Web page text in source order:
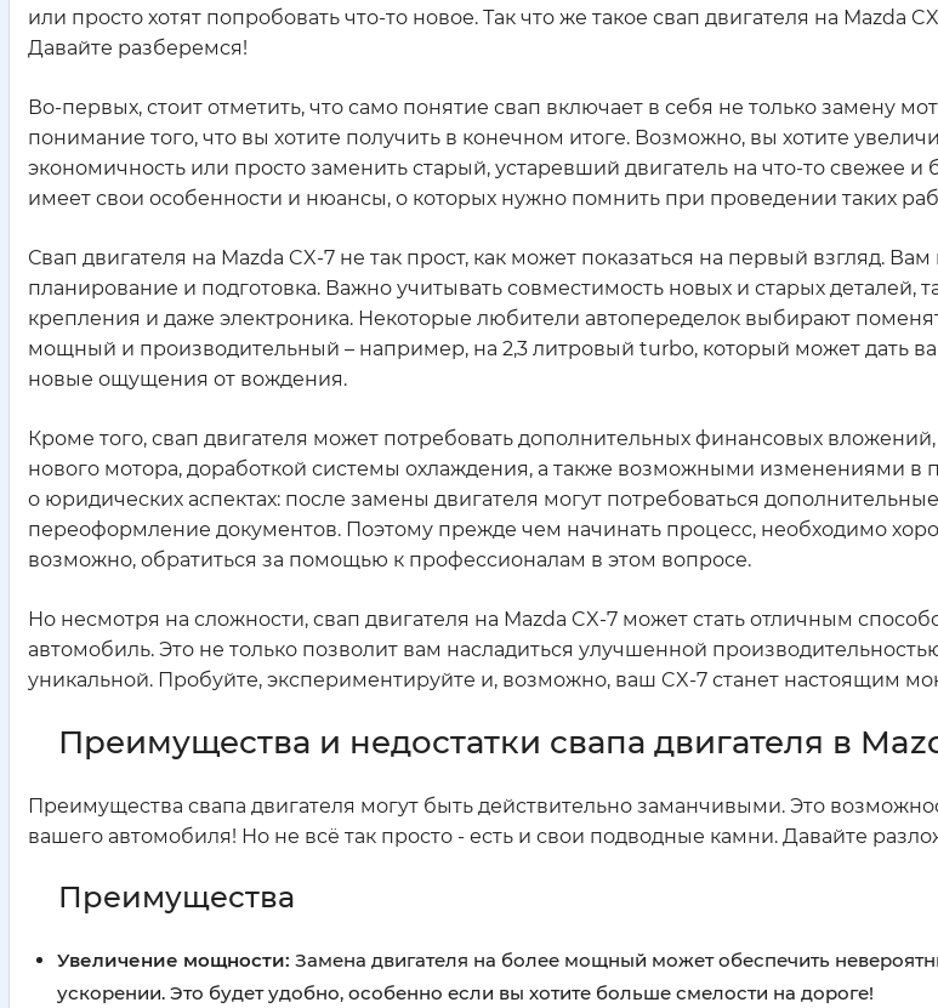
или просто хотят попробовать что-то новое. Так что же такое свап двигателя на Mazda
Давайте разберемся!
Во-первых, стоит отметить, что само понятие свап включает в себя не только замену
понимание того, что вы хотите получить в конечном итоге. Возможно, вы хотите
экономичность или просто заменить старый, устаревший двигатель на что-то свежее и
имеет свои особенности и нюансы, о которых нужно помнить при проведении таких
Свап двигателя на Mazda CX-7 не так прост, как может показаться на первый взгляд.
планирование и подготовка. Важно учитывать совместимость новых и старых деталей,
крепления и даже электроника. Некоторые любители автопеределок выбирают
мощный и производительный – например, на 2,3 литровый turbo, который может дать
новые ощущения от вождения.
Кроме того, свап двигателя может потребовать дополнительных финансовых
нового мотора, доработкой системы охлаждения, а также возможными изменениями в
о юридических аспектах: после замены двигателя могут потребоваться
переоформление документов. Поэтому прежде чем начинать процесс, необходимо
возможно, обратиться за помощью к профессионалам в этом вопросе.
Но несмотря на сложности, свап двигателя на Mazda CX-7 может стать отличным
автомобиль. Это не только позволит вам насладиться улучшенной
уникальной. Пробуйте, экспериментируйте и, возможно, ваш CX-7 станет настоящим
Преимущества и недостатки свапа двигателя в
Преимущества свапа двигателя могут быть действительно заманчивыми. Это
вашего автомобиля! Но не всё так просто - есть и свои подводные камни. Давайте
Преимущества
Увеличение мощности: Замена двигателя на более мощный может обеспечить
ускорении. Это будет удобно, особенно если вы хотите больше смелости на дороге!